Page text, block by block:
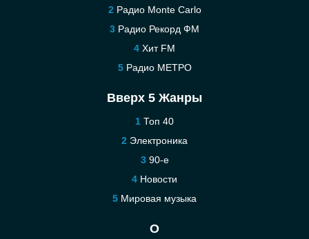
Радио Monte Carlo
Радио Рекорд ФМ
Хит FM
Радио МЕТРО
Вверх 5 Жанры
Топ 40
Электроника
90-е
Новости
Мировая музыка
О